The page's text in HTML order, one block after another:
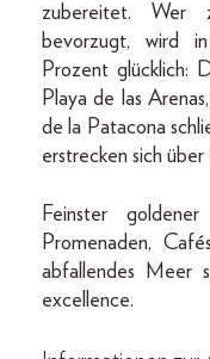
zubereitet. Wer
bevorzugt, wird
Prozent glücklich:
Playa de las
de la Patacona
erstrecken sich
Feinster
Promenaden,
abfallendes Meer
excellence.